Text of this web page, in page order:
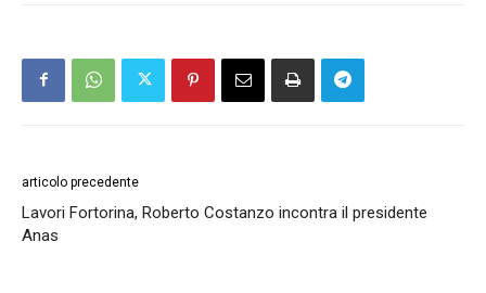
articolo precedente
Lavori Fortorina, Roberto Costanzo incontra il presidente
Anas